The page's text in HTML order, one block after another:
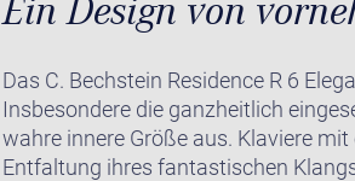
Ein Design von
Das C. Bechstein Residence R 6
Insbesondere die ganzheitlich
wahre innere Größe aus. Klaviere
Entfaltung ihres fantastischen